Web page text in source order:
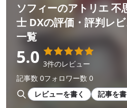
ソフィーのアトリエ 不
士 DXの評価・評判レ
一覧
5.0 3件のレビュー
記事数 0フォロワー数 0
レビューを書く
記事を書